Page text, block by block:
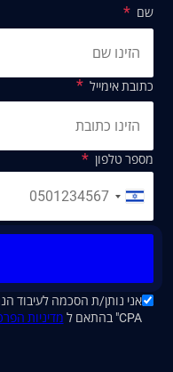
שם
כתובת אימייל
מספר טלפון
CPA" בהתאם ל
מדיניות